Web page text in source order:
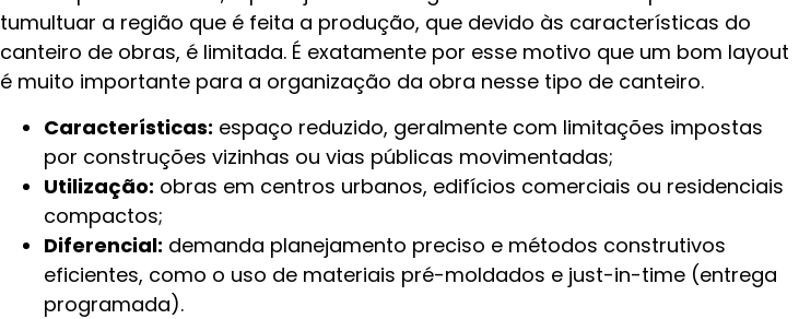
tumultuar a região que é feita a produção, que devido às características do
canteiro de obras, é limitada. É exatamente por esse motivo que um bom layout
é muito importante para a organização da obra nesse tipo de canteiro.
Características: espaço reduzido, geralmente com limitações impostas
por construções vizinhas ou vias públicas movimentadas;
Utilização: obras em centros urbanos, edifícios comerciais ou residenciais
compactos;
Diferencial: demanda planejamento preciso e métodos construtivos
eficientes, como o uso de materiais pré-moldados e just-in-time (entrega
programada).